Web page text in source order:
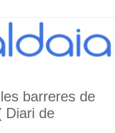
barreres de
Diari de